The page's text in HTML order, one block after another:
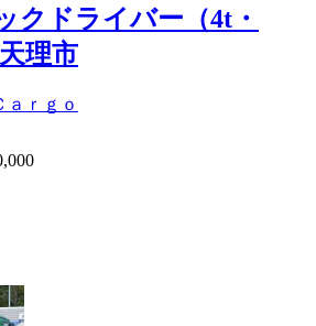
クドライバー（4t・
理市
ｒｇｏ